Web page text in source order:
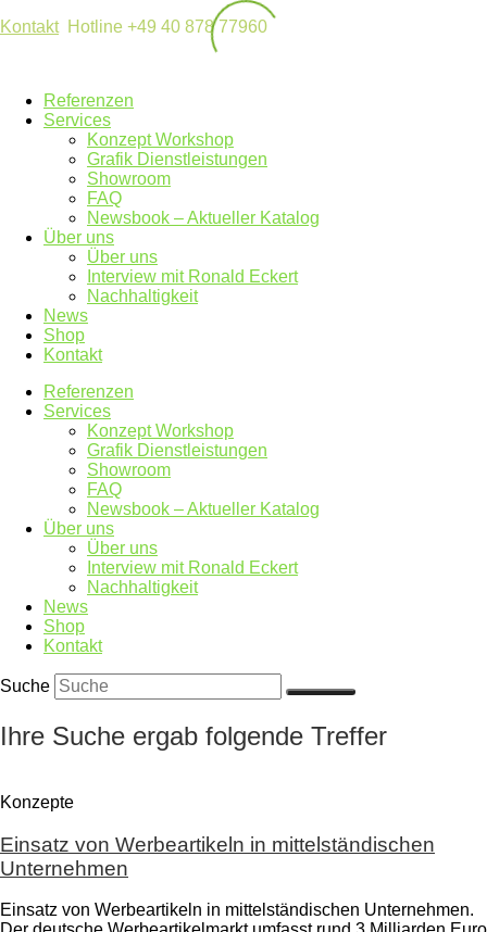
KontaktHotline +49 40 878 77960
Referenzen
Services
Konzept Workshop
Grafik Dienstleistungen
Showroom
FAQ
Newsbook – Aktueller Katalog
Über uns
Über uns
Interview mit Ronald Eckert
Nachhaltigkeit
News
Shop
Kontakt
Referenzen
Services
Konzept Workshop
Grafik Dienstleistungen
Showroom
FAQ
Newsbook – Aktueller Katalog
Über uns
Über uns
Interview mit Ronald Eckert
Nachhaltigkeit
News
Shop
Kontakt
Suche
Ihre Suche ergab folgende Treffer
Konzepte
Einsatz von Werbeartikeln in mittelständischen
Unternehmen
Einsatz von Werbeartikeln in mittelständischen Unternehmen.